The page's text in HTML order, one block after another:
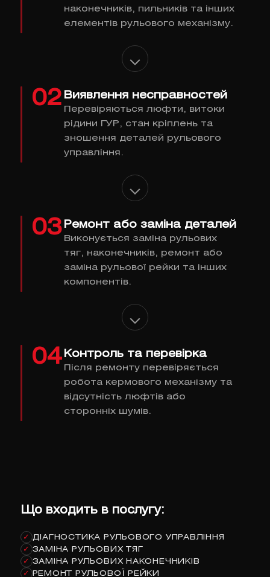
наконечників, пильників та інших
елементів рульового механізму.
02 Виявлення несправностей
Перевіряються люфти, витоки
рідини ГУР, стан кріплень та
зношення деталей рульового
управління.
03 Ремонт або заміна деталей
Виконується заміна рульових
тяг, наконечників, ремонт або
заміна рульової рейки та інших
компонентів.
04 Контроль та перевірка
Після ремонту перевіряється
робота кермового механізму та
відсутність люфтів або
сторонніх шумів.
Що входить в послугу:
✓ ДІАГНОСТИКА РУЛЬОВОГО УПРАВЛІННЯ
✓ ЗАМІНА РУЛЬОВИХ ТЯГ
✓ ЗАМІНА РУЛЬОВИХ НАКОНЕЧНИКІВ
✓ РЕМОНТ РУЛЬОВОЇ РЕЙКИ